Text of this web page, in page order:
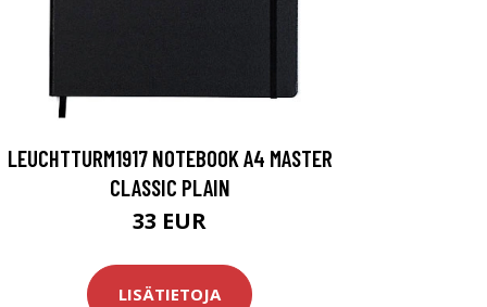
LEUCHTTURM1917 NOTEBOOK A4 MASTER
CLASSIC PLAIN
33 EUR
LISÄTIETOJA